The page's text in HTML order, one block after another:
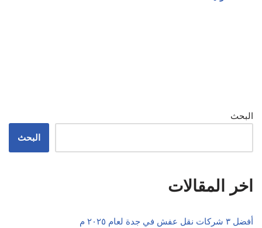
البحث
البحث
اخر المقالات
أفضل ٣ شركات نقل عفش في جدة لعام ٢٠٢٥ م